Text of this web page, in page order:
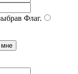
Флаг.